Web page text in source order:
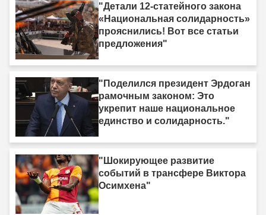
"Детали 12-статейного закона
«Национальная солидарность»
прояснились! Вот все статьи
предложения"
"Поделился президент Эрдоган
рамочным законом: Это
укрепит наше национальное
единство и солидарность."
"Шокирующее развитие
событий в трансфере Виктора
Осимхена"